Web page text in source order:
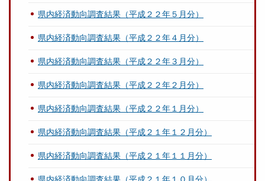
県内経済動向調査結果（平成２２年５月分）
県内経済動向調査結果（平成２２年４月分）
県内経済動向調査結果（平成２２年３月分）
県内経済動向調査結果（平成２２年２月分）
県内経済動向調査結果（平成２２年１月分）
県内経済動向調査結果（平成２１年１２月分）
県内経済動向調査結果（平成２１年１１月分）